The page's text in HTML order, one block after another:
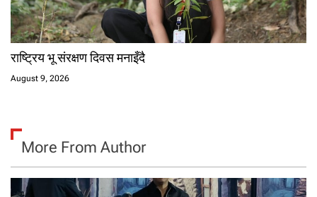
राष्ट्रिय भू संरक्षण दिवस मनाइँदै
August 9, 2026
More From Author